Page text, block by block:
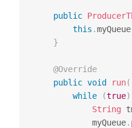
public
this .myQueue
}
@Override
public void run(
while
(true)
String
            myQueue
.